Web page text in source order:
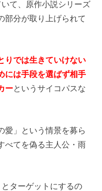
いて、原作小説シリーズ
部分が取り上げられて
りでは生きていけない
には手段を選ばず相手
ーというサイコパスな
愛」という情景を募ら
べてを偽る主人公・雨
ターゲットにするの